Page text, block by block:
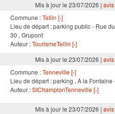
Mis à jour le 23/07/2026 | avis
Commune :Tellin [›]
Lieu de départ : parking public - Rue
30 , Grupont
Auteur :TourismeTellin [›]
Mis à jour le 23/07/2026 | avis
Commune :Tenneville [›]
Lieu de départ : parking , À la
Auteur :SIChamplonTenneville [›]
Mis à jour le 23/07/2026 | avis